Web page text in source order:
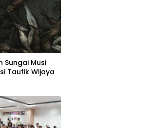
Sungai Musi
Taufik Wijaya